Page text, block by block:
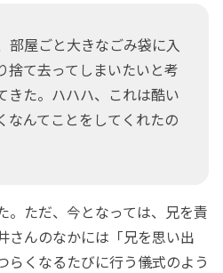
部屋ごと大きなごみ袋に入
捨て去ってしまいたいと考
きた。ハハハ、これは酷い
なんてことをしてくれたの
ただ、今となっては、兄を責
さんのなかには「兄を思い出
らくなるたびに行う儀式のよう